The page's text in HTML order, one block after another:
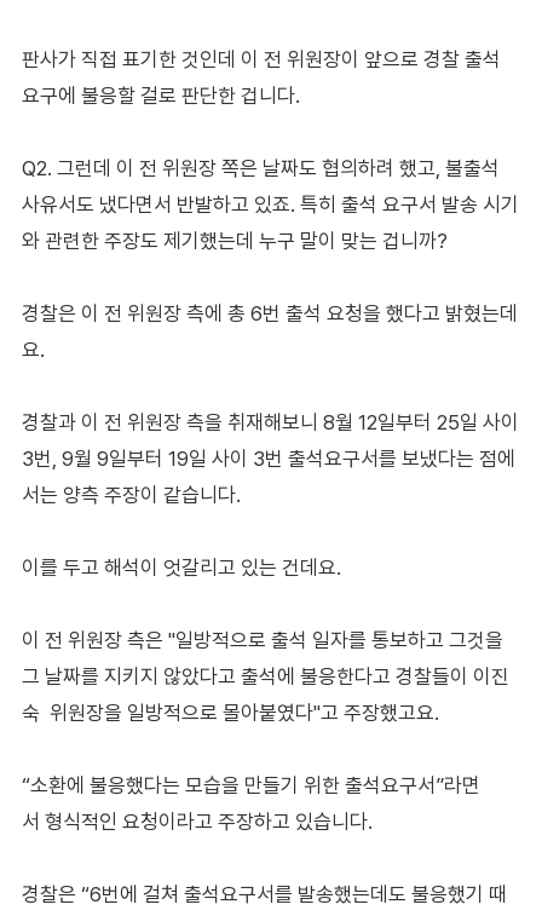
판사가 직접 표기한 것인데 이 전 위원장이 앞으로 경찰 출석
요구에 불응할 걸로 판단한 겁니다.
Q2. 그런데 이 전 위원장 쪽은 날짜도 협의하려 했고, 불출석
사유서도 냈다면서 반발하고 있죠. 특히 출석 요구서 발송 시기
와 관련한 주장도 제기했는데 누구 말이 맞는 겁니까?
경찰은 이 전 위원장 측에 총 6번 출석 요청을 했다고 밝혔는데
요.
경찰과 이 전 위원장 측을 취재해보니 8월 12일부터 25일 사이
3번, 9월 9일부터 19일 사이 3번 출석요구서를 보냈다는 점에
서는 양측 주장이 같습니다.
이를 두고 해석이 엇갈리고 있는 건데요.
이 전 위원장 측은 "일방적으로 출석 일자를 통보하고 그것을
그 날짜를 지키지 않았다고 출석에 불응한다고 경찰들이 이진
숙 위원장을 일방적으로 몰아붙였다"고 주장했고요.
“소환에 불응했다는 모습을 만들기 위한 출석요구서”라면
서 형식적인 요청이라고 주장하고 있습니다.
경찰은 “6번에 걸쳐 출석요구서를 발송했는데도 불응했기 때